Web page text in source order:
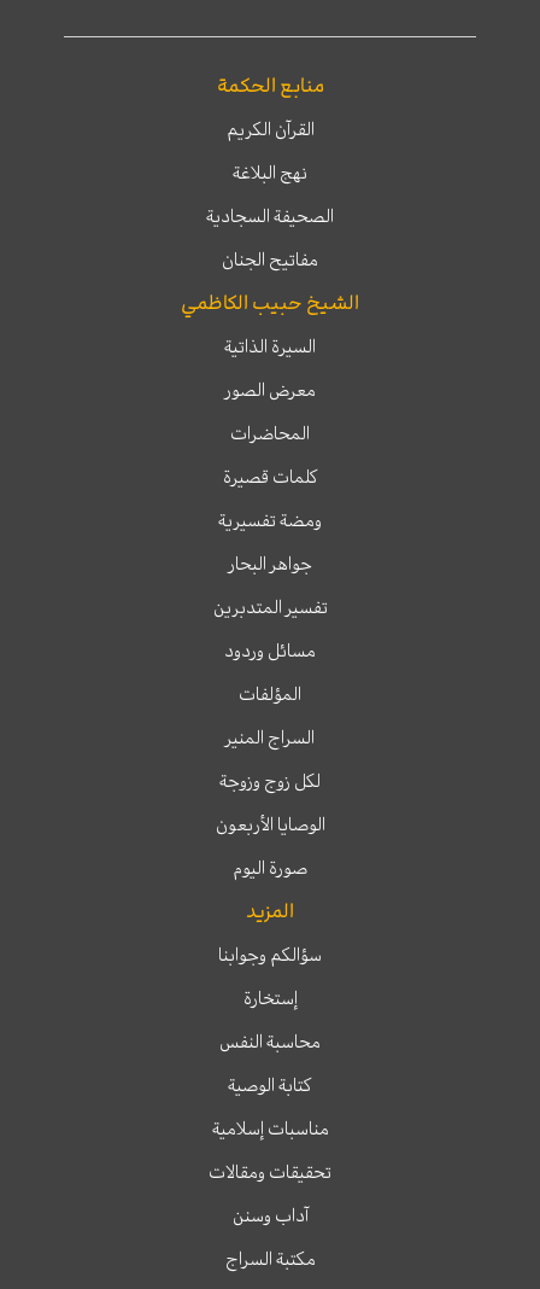
منابع الحكمة
القرآن الكريم
نهج البلاغة
الصحيفة السجادية
مفاتيح الجنان
الشيخ حبيب الكاظمي
السيرة الذاتية
معرض الصور
المحاضرات
كلمات قصيرة
ومضة تفسيرية
جواهر البحار
تفسير المتدبرين
مسائل وردود
المؤلفات
السراج المنير
لكل زوج وزوجة
الوصايا الأربعون
صورة اليوم
المزيد
سؤالكم وجوابنا
إستخارة
محاسبة النفس
كتابة الوصية
مناسبات إسلامية
تحقيقات ومقالات
آداب وسنن
مكتبة السراج